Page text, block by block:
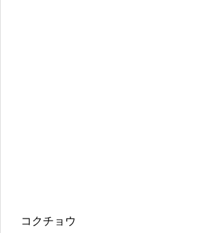
コクチョウ